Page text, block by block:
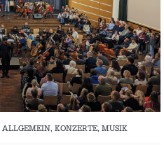
ALLGEMEIN, KONZERTE, MUSIK